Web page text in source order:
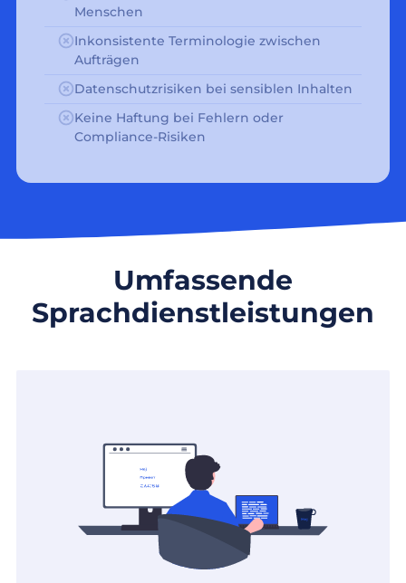
Menschen
Inkonsistente Terminologie zwischen
Aufträgen
Datenschutzrisiken bei sensiblen Inhalten
Keine Haftung bei Fehlern oder
Compliance-Risiken
Umfassende
Sprachdienstleistungen